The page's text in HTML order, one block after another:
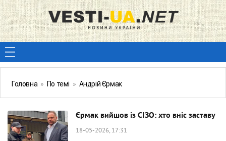
Головна » По темі » Андрій Єрмак
Єрмак вийшов із СІЗО: хто вніс заставу
18-05-2026, 17:31